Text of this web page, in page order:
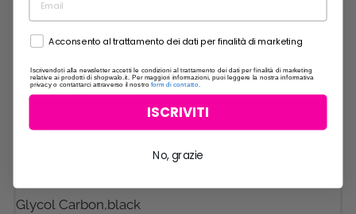
Cosa amerai?
0 capelli bianchi.
INGREDIENTI: Aqua, Ceteareth-30, Peg-40
Glycol Carbon,black
Acconsento al trattamento dei dati per finalità di marketing
Iscrivendoti alla newsletter accetti le condizioni al trattamento dei dati per finalità di marketing
relative ai prodotti di shopwalo.it. Per maggiori informazioni, puoi leggere la nostra informativa
privacy o contattarci attraverso il nostro form di contatto.
ISCRIVITI
No, grazie